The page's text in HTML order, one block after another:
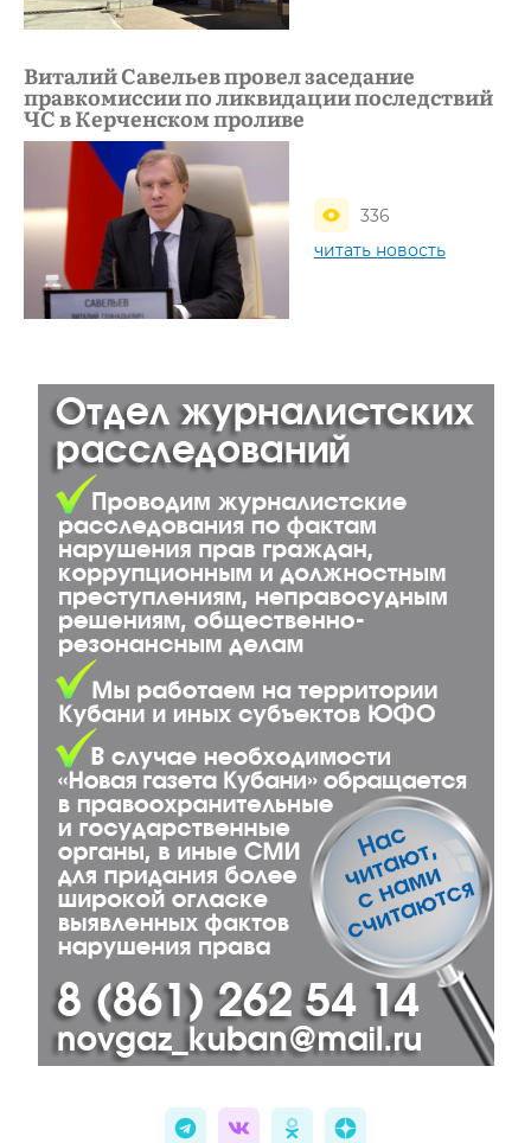
Виталий Савельев провел заседание
правкомиссии по ликвидации последствий
ЧС в Керченском проливе
336
читать новость